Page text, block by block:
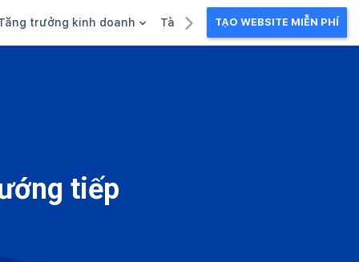
trưởng kinh doanh Tài liệu kinh doanhTẠO WEBSITE MIỄN PHÍ
tiếp